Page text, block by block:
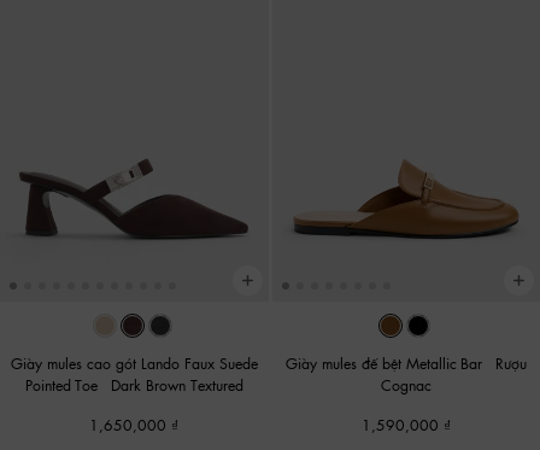
Giày mules cao gót Lando Faux Suede
Pointed-Toe
Dark Brown Textured
1,650,000
Giày mules đế bệt Metallic-Bar
Rượu
Cognac
1,590,000